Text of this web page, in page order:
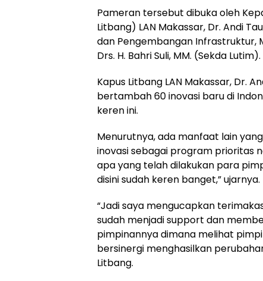
Pameran tersebut dibuka oleh
Litbang) LAN Makassar, Dr. Andi
dan Pengembangan Infrastruktur,
Drs. H. Bahri Suli, MM. (Sekda Lutim).
Kapus Litbang LAN Makassar, Dr.
bertambah 60 inovasi baru di
keren ini.
Menurutnya, ada manfaat lain
inovasi sebagai program prioritas
apa yang telah dilakukan para
disini sudah keren banget,” ujarnya.
“Jadi saya mengucapkan
sudah menjadi support dan
pimpinannya dimana melihat
bersinergi menghasilkan
Litbang.